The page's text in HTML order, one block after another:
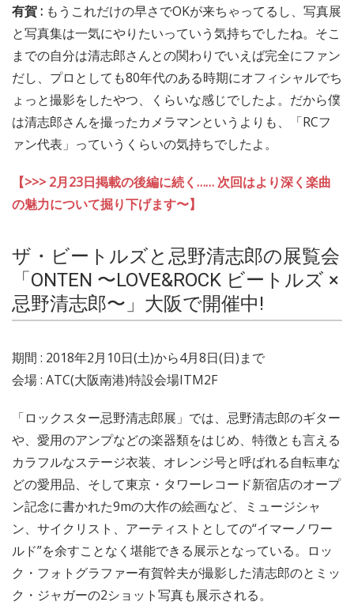
有賀 : もうこれだけの早さでOKが来ちゃってるし、写真展
と写真集は一気にやりたいっていう気持ちでしたね。そこ
までの自分は清志郎さんとの関わりでいえば完全にファン
だし、プロとしても80年代のある時期にオフィシャルでち
ょっと撮影をしたやつ、くらいな感じでしたよ。だから僕
は清志郎さんを撮ったカメラマンというよりも、「RCフ
ァン代表」っていうくらいの気持ちでしたよ。
【>>> 2月23日掲載の後編に続く…… 次回はより深く楽曲
の魅力について掘り下げます〜】
ザ・ビートルズと忌野清志郎の展覧会
「ONTEN 〜LOVE&ROCK ビートルズ ×
忌野清志郎〜」大阪で開催中!
期間 : 2018年2月10日(土)から4月8日(日)まで
会場 : ATC(大阪南港)特設会場ITM2F
「ロックスター忌野清志郎展」では、忌野清志郎のギター
や、愛用のアンプなどの楽器類をはじめ、特徴とも言える
カラフルなステージ衣装、オレンジ号と呼ばれる自転車な
どの愛用品、そして東京・タワーレコード新宿店のオープ
ン記念に書かれた9mの大作の絵画など、ミュージシャ
ン、サイクリスト、アーティストとしての“イマーノワー
ルド”を余すことなく堪能できる展示となっている。ロッ
ク・フォトグラファー有賀幹夫が撮影した清志郎のとミッ
ク・ジャガーの2ショット写真も展示される。